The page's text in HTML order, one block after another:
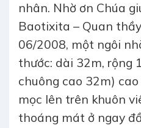
nhân. Nhờ ơn Chúa
Baotixita – Quan
06/2008, một ngôi
thước: dài 32m, rộng
chuông cao 32m)
mọc lên trên khuôn
thoáng mát ở ngay